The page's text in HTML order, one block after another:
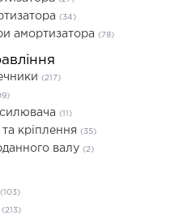
(34)
амортизатора (78)
(217)
(11)
кріплення (35)
валу (2)
(103)
(213)